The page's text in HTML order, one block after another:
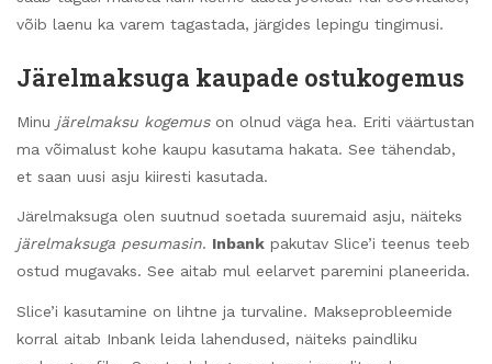
võib laenu ka varem tagastada, järgides lepingu tingimusi.
Järelmaksuga kaupade ostukogemus
Minu järelmaksu kogemuson olnud väga hea. Eriti väärtustan
ma võimalust kohe kaupu kasutama hakata. See tähendab,
et saan uusi asju kiiresti kasutada.
Järelmaksuga olen suutnud soetada suuremaid asju, näiteks
järelmaksuga pesumasin. Inbank pakutav Slice’i teenus teeb
ostud mugavaks. See aitab mul eelarvet paremini planeerida.
Slice’i kasutamine on lihtne ja turvaline. Makseprobleemide
korral aitab Inbank leida lahendused, näiteks paindliku